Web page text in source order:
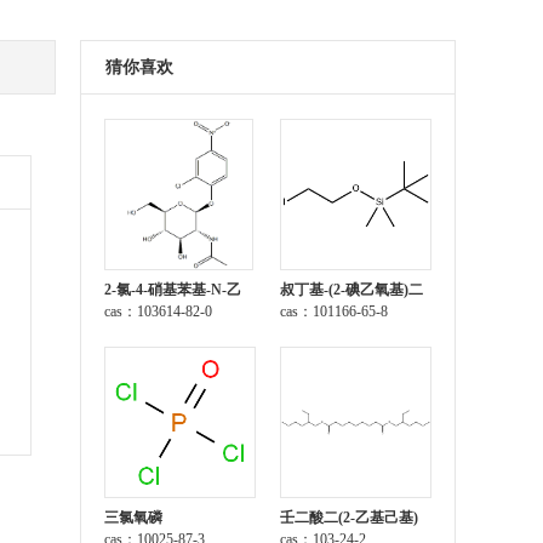
猜你喜欢
2-氯-4-硝基苯基-N-乙
酰-β-D-氨基葡萄糖苷
cas：103614-82-0
叔丁基-(2-碘乙氧基)二
甲基硅烷
cas：101166-65-8
三氯氧磷
cas：10025-87-3
壬二酸二(2-乙基己基)
酯
cas：103-24-2